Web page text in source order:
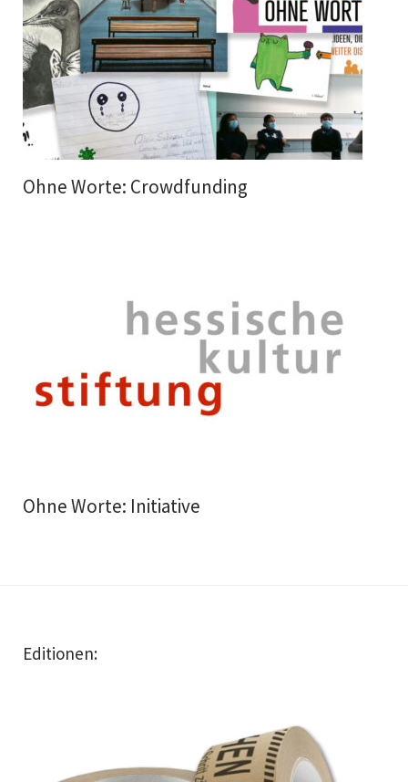
Ohne Worte: Crowdfunding
Ohne Worte: Initiative
Editionen: